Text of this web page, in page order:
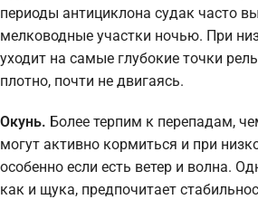
периоды антициклона судак часто
мелководные участки ночью. При
уходит на самые глубокие точки
плотно, почти не двигаясь.
Окунь. Более терпим к перепадам,
могут активно кормиться и при
особенно если есть ветер и волна.
как и щука, предпочитает